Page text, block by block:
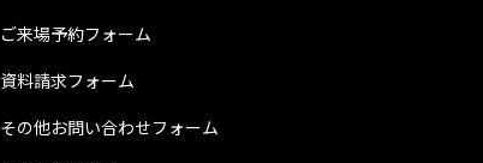
ご来場予約フォーム
資料請求フォーム
その他お問い合わせフォーム